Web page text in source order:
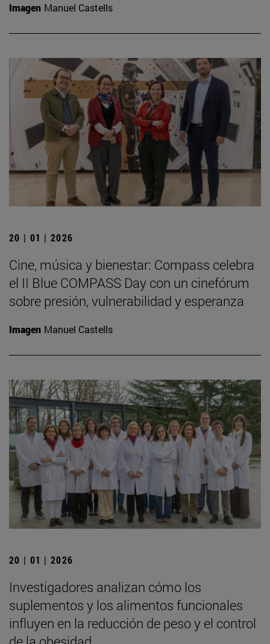
Imagen Manuel Castells
20 | 01 | 2026
Cine, música y bienestar: Compass celebra
el II Blue COMPASS Day con un cinefórum
sobre presión, vulnerabilidad y esperanza
Imagen Manuel Castells
20 | 01 | 2026
Investigadores analizan cómo los
suplementos y los alimentos funcionales
influyen en la reducción de peso y el control